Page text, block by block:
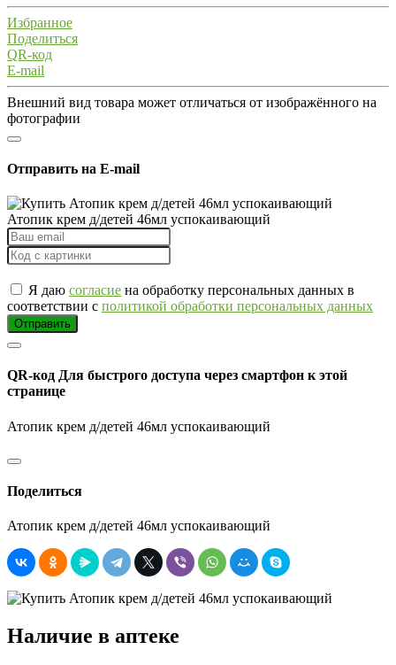
Избранное
Поделиться
QR-код
E-mail
Внешний вид товара может отличаться от изображённого на
фотографии
Отправить на E-mail
Атопик крем д/детей 46мл успокаивающий
Я даю согласие на обработку персональных данных в
соответствии с политикой обработки персональных данных
Отправить
QR-код Для быстрого доступа через смартфон к этой
странице
Атопик крем д/детей 46мл успокаивающий
Поделиться
Атопик крем д/детей 46мл успокаивающий
Наличие в аптеке